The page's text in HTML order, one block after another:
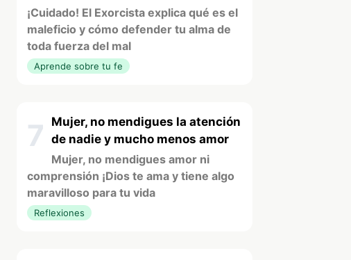
¡Cuidado! El Exorcista explica qué es el
maleficio y cómo defender tu alma de
toda fuerza del mal
Aprende sobre tu fe
7
Mujer, no mendigues la atención
de nadie y mucho menos amor
Mujer, no mendigues amor ni
comprensión ¡Dios te ama y tiene algo
maravilloso para tu vida
Reflexiones